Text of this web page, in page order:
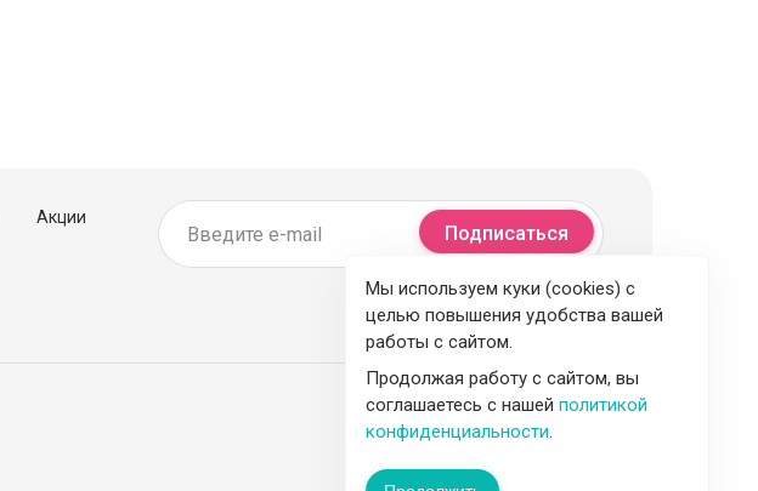
Акции
Подписаться
Мы используем куки (cookies) с
целью повышения удобства вашей
работы с сайтом.
Продолжая работу с сайтом, вы
соглашаетесь с нашей политикой
конфиденциальности.